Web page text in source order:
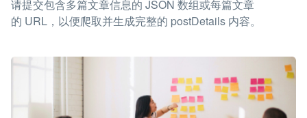
请提交包含多篇文章信息的 JSON 数组或每篇文章
的 URL，以便爬取并生成完整的 postDetails 内容。